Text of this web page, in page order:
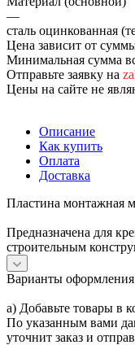
—
сталь оцинкованная
Цена зависит от
Минимальная сумма
Отправьте заявку на
Цены на сайте не
Описание
Как купить
Оплата
Доставка
Пластина монтажная
Предназначена для
строительным
Варианты оформления
а) Добавьте товары в
По указанным вами
уточнит заказ и